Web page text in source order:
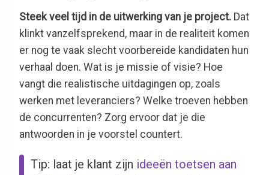
Steek veel tijd in de uitwerking van je project. Dat
klinkt vanzelfsprekend, maar in de realiteit komen
er nog te vaak slecht voorbereide kandidaten hun
verhaal doen. Wat is je missie of visie? Hoe
vangt die realistische uitdagingen op, zoals
werken met leveranciers? Welke troeven hebben
de concurrenten? Zorg ervoor dat je die
antwoorden in je voorstel countert.
Tip: laat je klant zijn ideeën toetsen aan